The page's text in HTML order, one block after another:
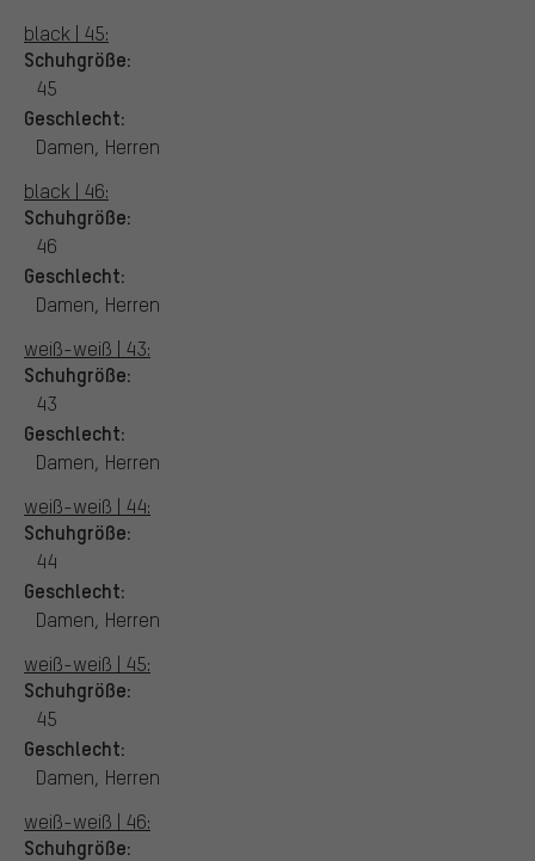
black | 45:
Schuhgröße:
45
Geschlecht:
Damen, Herren
black | 46:
Schuhgröße:
46
Geschlecht:
Damen, Herren
weiß-weiß | 43:
Schuhgröße:
43
Geschlecht:
Damen, Herren
weiß-weiß | 44:
Schuhgröße:
44
Geschlecht:
Damen, Herren
weiß-weiß | 45:
Schuhgröße:
45
Geschlecht:
Damen, Herren
weiß-weiß | 46:
Schuhgröße: